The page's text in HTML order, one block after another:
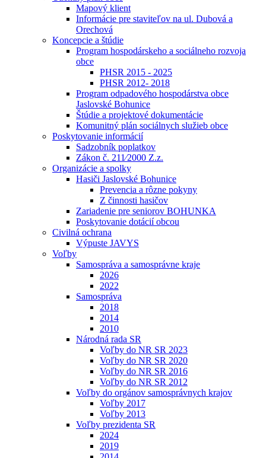
Mapový klient
Informácie pre staviteľov na ul. Dubová a
Orechová
Koncepcie a štúdie
Program hospodárskeho a sociálneho rozvoja
obce
PHSR 2015 - 2025
PHSR 2012- 2018
Program odpadového hospodárstva obce
Jaslovské Bohunice
Štúdie a projektové dokumentácie
Komunitný plán sociálnych služieb obce
Poskytovanie informácií
Sadzobník poplatkov
Zákon č. 211⁄2000 Z.z.
Organizácie a spolky
Hasiči Jaslovské Bohunice
Prevencia a rôzne pokyny
Z činnosti hasičov
Zariadenie pre seniorov BOHUNKA
Poskytovanie dotácií obcou
Civilná ochrana
Výpuste JAVYS
Voľby
Samospráva a samosprávne kraje
2026
2022
Samospráva
2018
2014
2010
Národná rada SR
Voľby do NR SR 2023
Voľby do NR SR 2020
Voľby do NR SR 2016
Voľby do NR SR 2012
Voľby do orgánov samosprávnych krajov
Voľby 2017
Voľby 2013
Voľby prezidenta SR
2024
2019